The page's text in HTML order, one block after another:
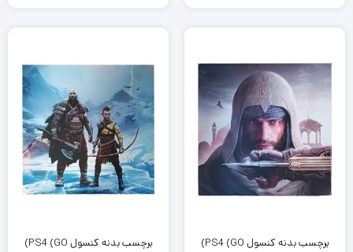
برچسب بدنه کنسول PS4 (GO)
برچسب بدنه کنسول PS4 (GO)